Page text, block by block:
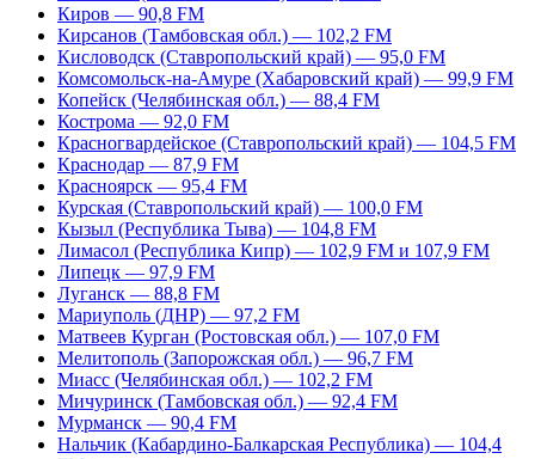
Киров — 90,8 FM
Кирсанов (Тамбовская обл.) — 102,2 FM
Кисловодск (Ставропольский край) — 95,0 FM
Комсомольск-на-Амуре (Хабаровский край) — 99,9 FM
Копейск (Челябинская обл.) — 88,4 FM
Кострома — 92,0 FM
Красногвардейское (Ставропольский край) — 104,5 FM
Краснодар — 87,9 FM
Красноярск — 95,4 FM
Курская (Ставропольский край) — 100,0 FM
Кызыл (Республика Тыва) — 104,8 FM
Лимасол (Республика Кипр) — 102,9 FM и 107,9 FM
Липецк — 97,9 FM
Луганск — 88,8 FM
Мариуполь (ДНР) — 97,2 FM
Матвеев Курган (Ростовская обл.) — 107,0 FM
Мелитополь (Запорожская обл.) — 96,7 FM
Миасс (Челябинская обл.) — 102,2 FM
Мичуринск (Тамбовская обл.) — 92,4 FM
Мурманск — 90,4 FM
Нальчик (Кабардино-Балкарская Республика) — 104,4